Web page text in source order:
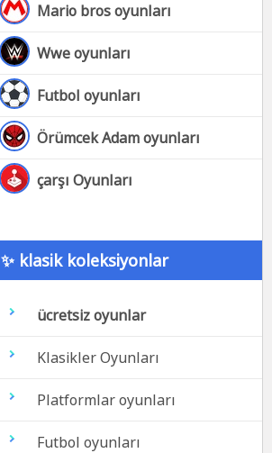
Mario bros oyunları
Wwe oyunları
Futbol oyunları
Örümcek Adam oyunları
çarşı Oyunları
✨ klasik koleksiyonlar
ücretsiz oyunlar
Klasikler Oyunları
Platformlar oyunları
Futbol oyunları